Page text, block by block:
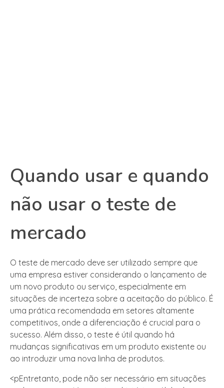
Quando usar e quando
não usar o teste de
mercado
O teste de mercado deve ser utilizado sempre que
uma empresa estiver considerando o lançamento de
um novo produto ou serviço, especialmente em
situações de incerteza sobre a aceitação do público. É
uma prática recomendada em setores altamente
competitivos, onde a diferenciação é crucial para o
sucesso. Além disso, o teste é útil quando há
mudanças significativas em um produto existente ou
ao introduzir uma nova linha de produtos.
<pEntretanto, pode não ser necessário em situações